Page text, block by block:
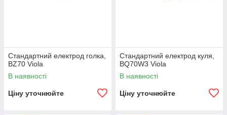
Стандартний електрод голка,
BZ70 Viola
В наявності
Ціну уточнюйте
Стандартний електрод куля,
BQ70W3 Viola
В наявності
Ціну уточнюйте